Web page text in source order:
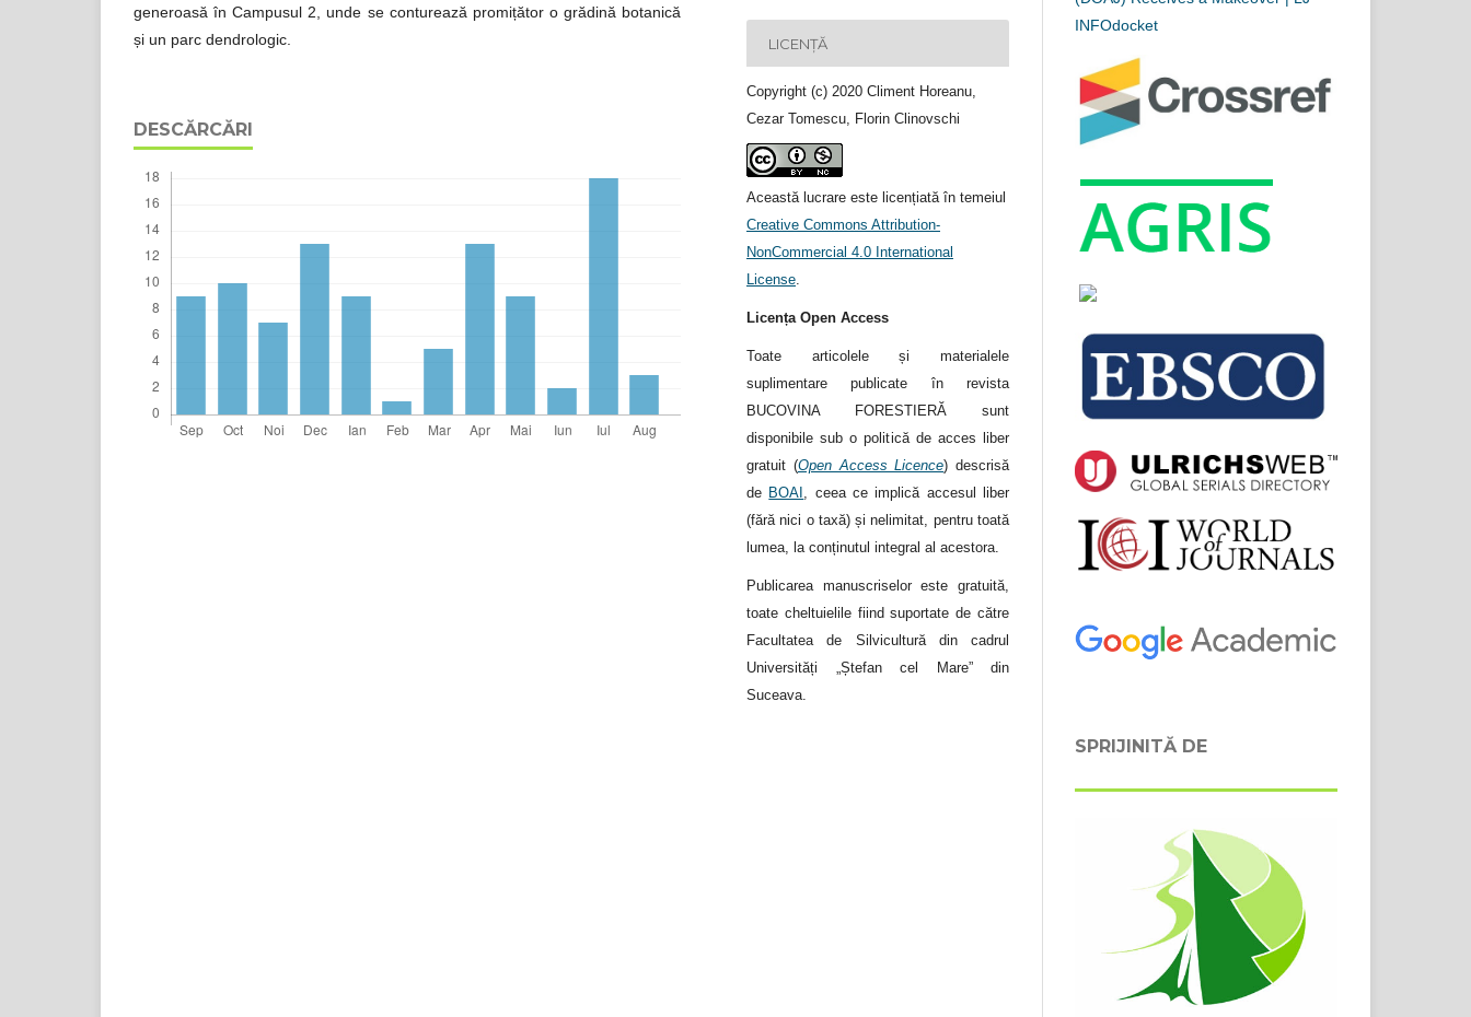
generoasă în Campusul 2, unde se conturează promițător o grădină botanică
și un parc dendrologic.
DESCĂRCĂRI
LICENȚĂ
Copyright (c) 2020 Climent Horeanu,
Cezar Tomescu, Florin Clinovschi
Această lucrare este licențiată în temeiul
Creative Commons Attribution-
NonCommercial 4.0 International
License.
Licența Open Access
Toate articolele și materialele
suplimentare publicate în revista
BUCOVINA FORESTIERĂ sunt
disponibile sub o politică de acces liber
gratuit (Open Access Licence) descrisă
de BOAI , ceea ce implică accesul liber
(fără nici o taxă) și nelimitat, pentru toată
lumea, la conținutul integral al acestora.
Publicarea manuscriselor este gratuită,
toate cheltuielile fiind suportate de către
Facultatea de Silvicultură din cadrul
Universități „Ștefan cel Mare” din
Suceava.
SPRIJINITĂ DE